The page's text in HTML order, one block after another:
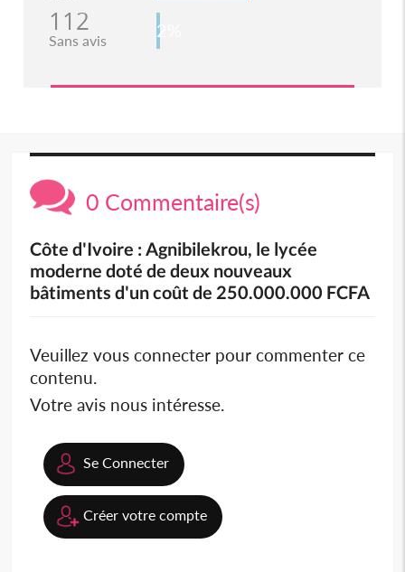
112
Sans avis 2%
0 Commentaire(s)
Côte d'Ivoire : Agnibilekrou, le lycée
moderne doté de deux nouveaux
bâtiments d'un coût de 250.000.000 FCFA
Veuillez vous connecter pour commenter ce
contenu.
Votre avis nous intéresse.
Se Connecter
Créer votre compte